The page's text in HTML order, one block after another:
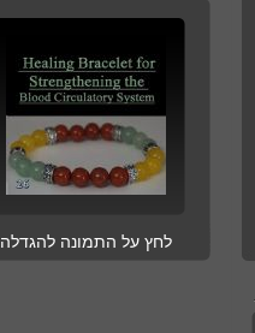
לחץ על התמונה להגדלה